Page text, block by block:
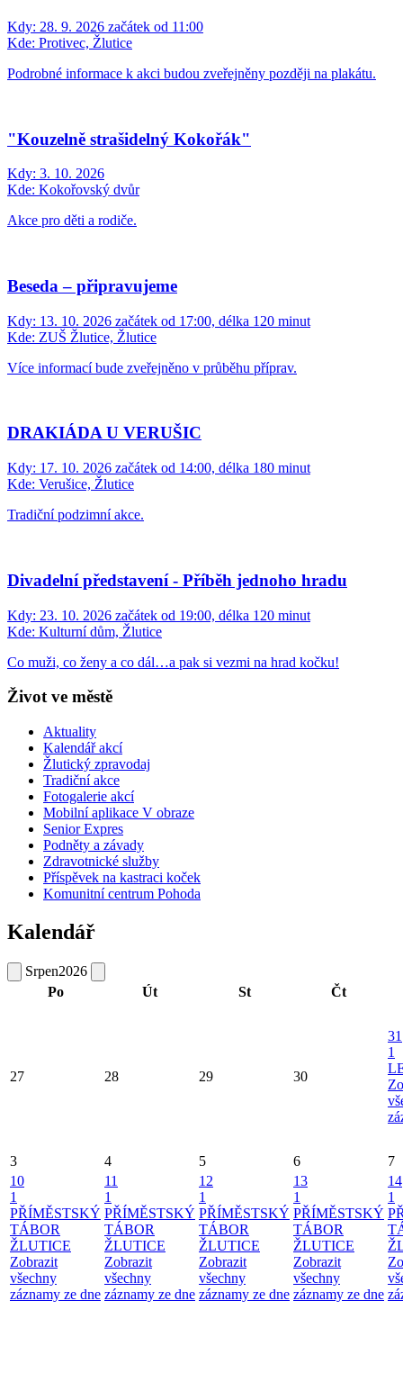
Kdy: 28. 9. 2026 začátek od 11:00
Kde: Protivec, Žlutice
Podrobné informace k akci budou zveřejněny později na plakátu.
"Kouzelně strašidelný Kokořák"
Kdy: 3. 10. 2026
Kde: Kokořovský dvůr
Akce pro děti a rodiče.
Beseda – připravujeme
Kdy: 13. 10. 2026 začátek od 17:00, délka 120 minut
Kde: ZUŠ Žlutice, Žlutice
Více informací bude zveřejněno v průběhu příprav.
DRAKIÁDA U VERUŠIC
Kdy: 17. 10. 2026 začátek od 14:00, délka 180 minut
Kde: Verušice, Žlutice
Tradiční podzimní akce.
Divadelní představení - Příběh jednoho hradu
Kdy: 23. 10. 2026 začátek od 19:00, délka 120 minut
Kde: Kulturní dům, Žlutice
Co muži, co ženy a co dál…a pak si vezmi na hrad kočku!
Život ve městě
Aktuality
Kalendář akcí
Žlutický zpravodaj
Tradiční akce
Fotogalerie akcí
Mobilní aplikace V obraze
Senior Expres
Podněty a závady
Zdravotnické služby
Příspěvek na kastraci koček
Komunitní centrum Pohoda
Kalendář
Srpen2026
Po
Út St Čt
27 28 29 30
31
1
3 4 5 6
7
10
1
PŘÍMĚSTSKÝ
TÁBOR
ŽLUTICE
Zobrazit
všechny
záznamy ze dne
11
1
PŘÍMĚSTSKÝ
TÁBOR
ŽLUTICE
Zobrazit
všechny
záznamy ze dne
12
1
PŘÍMĚSTSKÝ
TÁBOR
ŽLUTICE
Zobrazit
všechny
záznamy ze dne
13
1
PŘÍMĚSTSKÝ
TÁBOR
ŽLUTICE
Zobrazit
všechny
záznamy ze dne
14
1